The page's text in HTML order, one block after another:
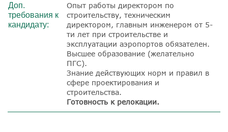
Доп.
требования к
кандидату:
Опыт работы директором по
строительству, техническим
директором, главным инженером от 5-
ти лет при строительстве и
эксплуатации аэропортов обязателен.
Высшее образование (желательно
ПГС).
Знание действующих норм и правил в
сфере проектирования и
строительства.
Готовность к релокации.